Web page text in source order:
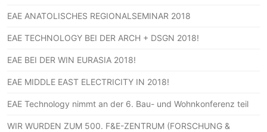
EAE ANATOLISCHES REGIONALSEMINAR 2018
EAE TECHNOLOGY BEI DER ARCH + DSGN 2018!
EAE BEI DER WIN EURASIA 2018!
EAE MIDDLE EAST ELECTRICITY IN 2018!
EAE Technology nimmt an der 6. Bau- und Wohnkonferenz teil
WIR WURDEN ZUM 500. F&E-ZENTRUM (FORSCHUNG &